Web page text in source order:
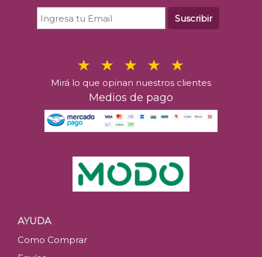
Suscribir
Mirá lo que opinan nuestros clientes
Medios de pago
AYUDA
Como Comprar